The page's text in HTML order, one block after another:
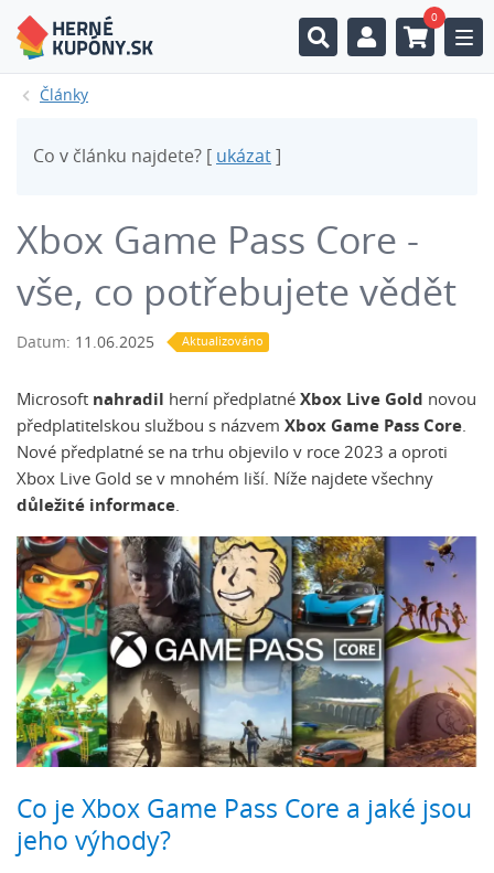
0
Články
Co v článku najdete? [ ukázat
Xbox Game Pass Core -
vše, co potřebujete vědět
Datum: 11.06.2025 Aktualizováno
Microsoft nahradil herní předplatné Xbox Live Gold novou
předplatitelskou službou s názvem Xbox Game Pass Core.
Nové předplatné se na trhu objevilo v roce 2023 a oproti
Xbox Live Gold se v mnohém liší. Níže najdete všechny
důležité informace.
Co je Xbox Game Pass Core a jaké jsou
jeho výhody?